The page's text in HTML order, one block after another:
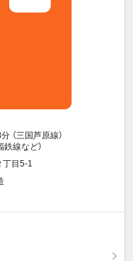
分 （三国芦原線）
鉄線など）
丁目5-1